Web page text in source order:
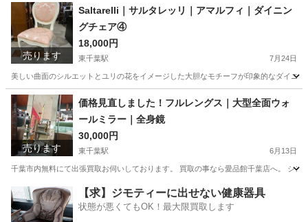
千葉 千葉市 インテリア雑貨/小物
ベネチアングラス
売ります
Saltarelli｜サルタレッリ｜アマルフィ｜ダイニン
グチェア④
18,000円
東千葉駅 7月24日
美しい曲面のシルエットとユリの花をイメージした大胆なモチーフが印象的なダイニ
千葉 千葉市 東千葉駅 椅子
売ります
価格見直しました！フルレングス｜大型全面ウォ
ールミラー｜全身鏡
30,000円
東千葉駅 6月13日
千葉市内無料にて出張買取お伺いしております。 買取の事なら愛品館千葉店へ。 シ
千葉 千葉市 東千葉駅 ミラー/鏡 ミラー
【求】ジモティーに出せない健康器具
状態が悪くてもOK！最大限買取します